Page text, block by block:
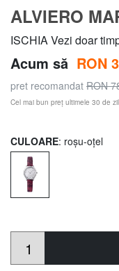
ALVIERO
ISCHIA Vezi doar
Acum să RON
pret recomandat RON
Cel mai bun preț ultimele 30 de
CULOARE: roșu-oțel